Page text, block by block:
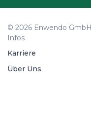
© 2026 Enwendo GmbH
Infos
Karriere
Über Uns